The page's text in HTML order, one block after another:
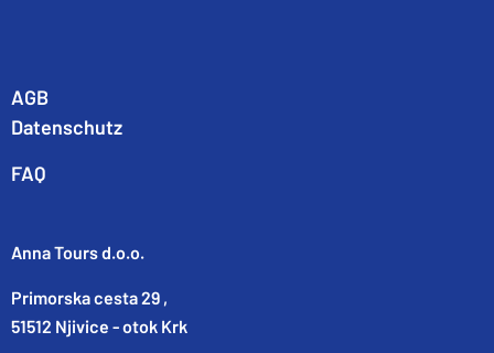
AGB
Datenschutz
FAQ
Anna Tours d.o.o.
Primorska cesta 29 ,
51512 Njivice - otok Krk